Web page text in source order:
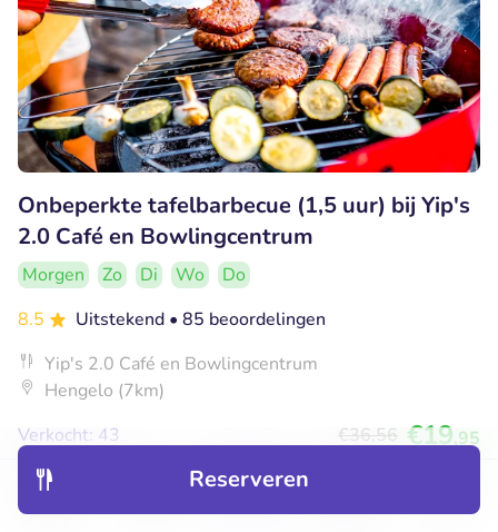
Reserveren
Onbeperkte tafelbarbecue (1,5 uur) bij Yip's
2.0 Café en Bowlingcentrum
Morgen Zo Di Wo
Do
8.5
Uitstekend • 85 beoordelingen
Yip's 2.0 Café en Bowlingcentrum
Hengelo (7km)
Verkocht: 43
€36,56 €19,95